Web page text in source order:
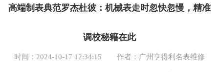
高端制表典范罗杰杜彼：机械表走时忽快忽慢，精准
调校秘籍在此
时间：2024-10-17 12:34:15 作者：广州亨得利名表维修